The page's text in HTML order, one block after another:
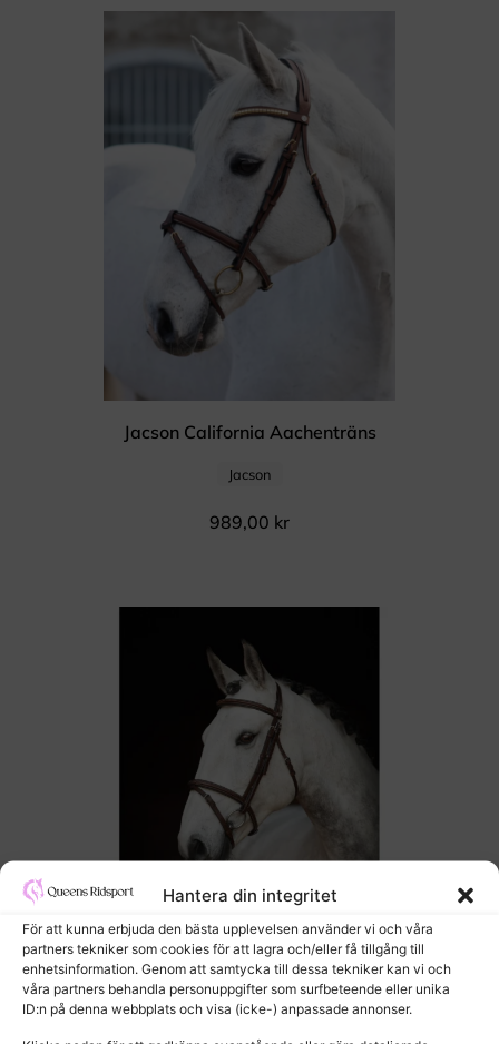
Hantera din integritet
För att kunna erbjuda den bästa upplevelsen använder vi och våra
partners tekniker som cookies för att lagra och/eller få tillgång till
enhetsinformation. Genom att samtycka till dessa tekniker kan vi och
våra partners behandla personuppgifter som surfbeteende eller unika
ID:n på denna webbplats och visa (icke-) anpassade annonser.
Jacson California Aachenträns
Jacson
989,00 kr